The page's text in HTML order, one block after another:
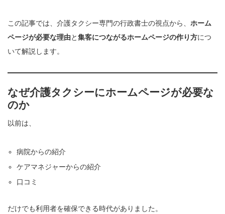
この記事では、介護タクシー専門の行政書士の視点から、 ホーム
ページが必要な理由と集客につながるホームページの作り方につ
いて解説します。
なぜ介護タクシーにホームページが必要な
のか
以前は、
病院からの紹介
ケアマネジャーからの紹介
口コミ
だけでも利用者を確保できる時代がありました。